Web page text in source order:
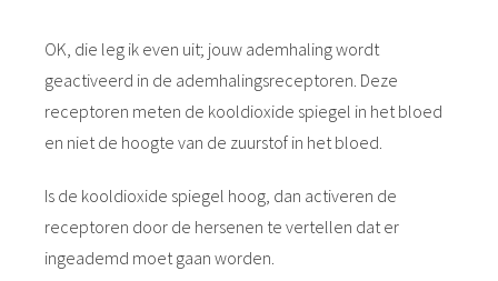
OK, die leg ik even uit; jouw ademhaling wordt
geactiveerd in de ademhalingsreceptoren. Deze
receptoren meten de kooldioxide spiegel in het bloed
en niet de hoogte van de zuurstof in het bloed.
Is de kooldioxide spiegel hoog, dan activeren de
receptoren door de hersenen te vertellen dat er
ingeademd moet gaan worden.